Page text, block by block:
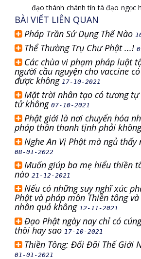
đạo thánh chánh tín tà đạo ngọc
BÀI VIẾT LIÊN QUAN
Pháp Trần Sử Dụng Thế Nào
Thể Thường Trụ Chư Phật ...!
Các chùa vi phạm pháp luật
người cầu nguyện cho vaccine
được không17-10-2021
Mặt trời nhân tạo có tương
tử không 07-10-2021
Phật giới là nơi chuyển hóa
pháp thân thanh tịnh phải
Nghe An Vị Phật mà ngủ
08-01-2022
Muốn giúp ba mẹ hiểu thiền
nào 21-12-2021
Nếu có những suy nghĩ xúc
Phật và pháp môn Thiền tông
nhân quả không 12-11-2021
Đạo Phật ngày nay chỉ có
thôi hay sao 17-10-2021
Thiền Tông: Đối Đãi Thế Giới
01-01-2021